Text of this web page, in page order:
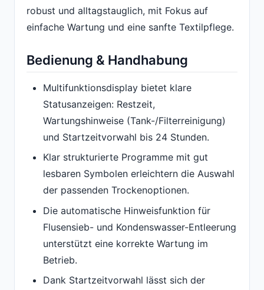
robust und alltagstauglich, mit Fokus auf
einfache Wartung und eine sanfte Textilpflege.
Bedienung & Handhabung
Multifunktionsdisplay bietet klare
Statusanzeigen: Restzeit,
Wartungshinweise (Tank-/Filterreinigung)
und Startzeitvorwahl bis 24 Stunden.
Klar strukturierte Programme mit gut
lesbaren Symbolen erleichtern die Auswahl
der passenden Trockenoptionen.
Die automatische Hinweisfunktion für
Flusensieb- und Kondenswasser-Entleerung
unterstützt eine korrekte Wartung im
Betrieb.
Dank Startzeitvorwahl lässt sich der